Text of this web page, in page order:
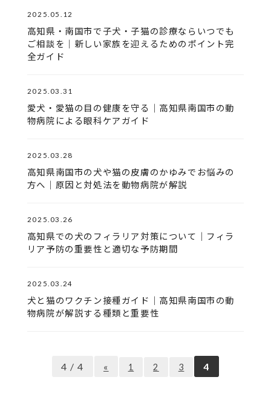
2025.05.12
高知県・南国市で子犬・子猫の診療ならいつでも
ご相談を｜新しい家族を迎えるためのポイント完
全ガイド
2025.03.31
愛犬・愛猫の目の健康を守る｜高知県南国市の動
物病院による眼科ケアガイド
2025.03.28
高知県南国市の犬や猫の皮膚のかゆみでお悩みの
方へ｜原因と対処法を動物病院が解説
2025.03.26
高知県での犬のフィラリア対策について｜フィラ
リア予防の重要性と適切な予防期間
2025.03.24
犬と猫のワクチン接種ガイド｜高知県南国市の動
物病院が解説する種類と重要性
4 / 4 « 1 2 3 4